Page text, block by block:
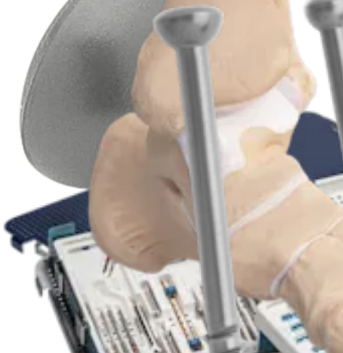
Pie y tobillo
Artrodesis de la articulación metatarsofalángica
Procedimiento
Set de tornillos canulados QuickFix™